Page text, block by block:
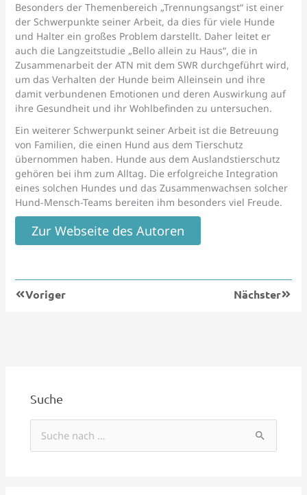
Besonders der Themenbereich „Trennungsangst“ ist einer
der Schwerpunkte seiner Arbeit, da dies für viele Hunde
und Halter ein großes Problem darstellt. Daher leitet er
auch die Langzeitstudie „Bello allein zu Haus“, die in
Zusammenarbeit der ATN mit dem SWR durchgeführt wird,
um das Verhalten der Hunde beim Alleinsein und ihre
damit verbundenen Emotionen und deren Auswirkung auf
ihre Gesundheit und ihr Wohlbefinden zu untersuchen.
Ein weiterer Schwerpunkt seiner Arbeit ist die Betreuung
von Familien, die einen Hund aus dem Tierschutz
übernommen haben. Hunde aus dem Auslandstierschutz
gehören bei ihm zum Alltag. Die erfolgreiche Integration
eines solchen Hundes und das Zusammenwachsen solcher
Hund-Mensch-Teams bereiten ihm besonders viel Freude.
Zur Webseite des Autoren
Voriger Nächster
Suche